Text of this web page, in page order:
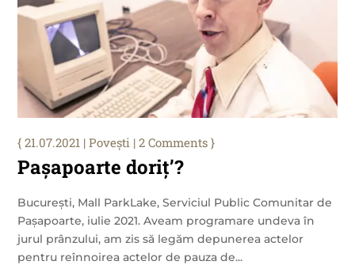
Pașapoarte doriț’?
21.07.2021 |Povești | 2 Comments
București, Mall ParkLake, Serviciul Public Comunitar de
Pașapoarte, iulie 2021. Aveam programare undeva în
jurul prânzului, am zis să legăm depunerea actelor
pentru reînnoirea actelor de pauza de...